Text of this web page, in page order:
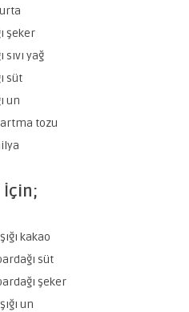
şeker
sıvı yağ
süt
un
tozu
İçin;
kakao
süt
şeker
un